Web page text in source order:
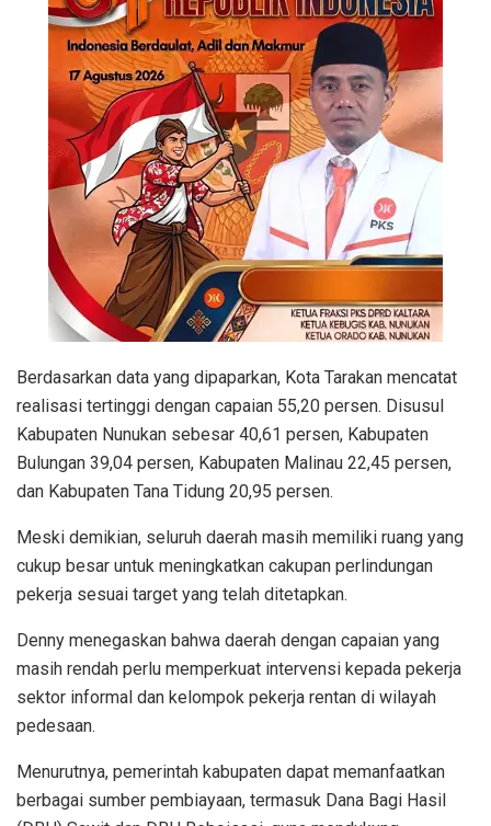
Berdasarkan data yang dipaparkan, Kota Tarakan mencatat
realisasi tertinggi dengan capaian 55,20 persen. Disusul
Kabupaten Nunukan sebesar 40,61 persen, Kabupaten
Bulungan 39,04 persen, Kabupaten Malinau 22,45 persen,
dan Kabupaten Tana Tidung 20,95 persen.
Meski demikian, seluruh daerah masih memiliki ruang yang
cukup besar untuk meningkatkan cakupan perlindungan
pekerja sesuai target yang telah ditetapkan.
Denny menegaskan bahwa daerah dengan capaian yang
masih rendah perlu memperkuat intervensi kepada pekerja
sektor informal dan kelompok pekerja rentan di wilayah
pedesaan.
Menurutnya, pemerintah kabupaten dapat memanfaatkan
berbagai sumber pembiayaan, termasuk Dana Bagi Hasil